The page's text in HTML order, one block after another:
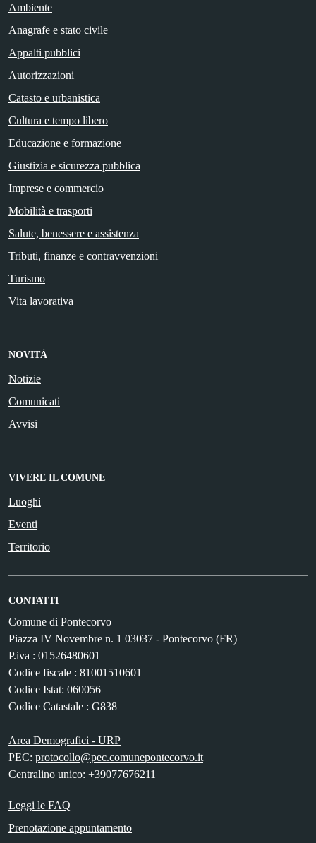
Ambiente
Anagrafe e stato civile
Appalti pubblici
Autorizzazioni
Catasto e urbanistica
Cultura e tempo libero
Educazione e formazione
Giustizia e sicurezza pubblica
Imprese e commercio
Mobilità e trasporti
Salute, benessere e assistenza
Tributi, finanze e contravvenzioni
Turismo
Vita lavorativa
NOVITÀ
Notizie
Comunicati
Avvisi
VIVERE IL COMUNE
Luoghi
Eventi
Territorio
CONTATTI
Comune di Pontecorvo
Piazza IV Novembre n. 1 03037 - Pontecorvo (FR)
P.iva : 01526480601
Codice fiscale : 81001510601
Codice Istat: 060056
Codice Catastale : G838
Area Demografici - URP
PEC: protocollo@pec.comunepontecorvo.it
Centralino unico: +39077676211
Leggi le FAQ
Prenotazione appuntamento